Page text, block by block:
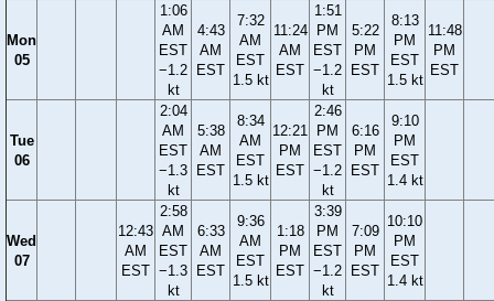
Mon
05
1:06
AM
EST
−1.2
kt
4:43
AM
EST
7:32
AM
EST
1.5 kt
11:24
AM
EST
1:51
PM
EST
−1.2
kt
5:22
PM
EST
8:13
PM
EST
1.5 kt
11:48
PM
EST
Tue
06
2:04
AM
EST
−1.3
kt
5:38
AM
EST
8:34
AM
EST
1.5 kt
12:21
PM
EST
2:46
PM
EST
−1.2
kt
6:16
PM
EST
9:10
PM
EST
1.4 kt
Wed
07
12:43
AM
EST
2:58
AM
EST
−1.3
kt
6:33
AM
EST
9:36
AM
EST
1.5 kt
1:18
PM
EST
3:39
PM
EST
−1.2
kt
7:09
PM
EST
10:10
PM
EST
1.4 kt